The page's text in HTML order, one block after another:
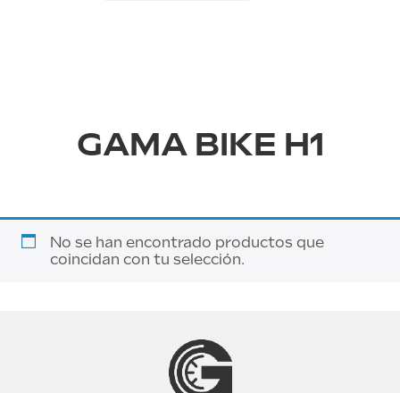
GAMA BIKE H1
No se han encontrado productos que
coincidan con tu selección.